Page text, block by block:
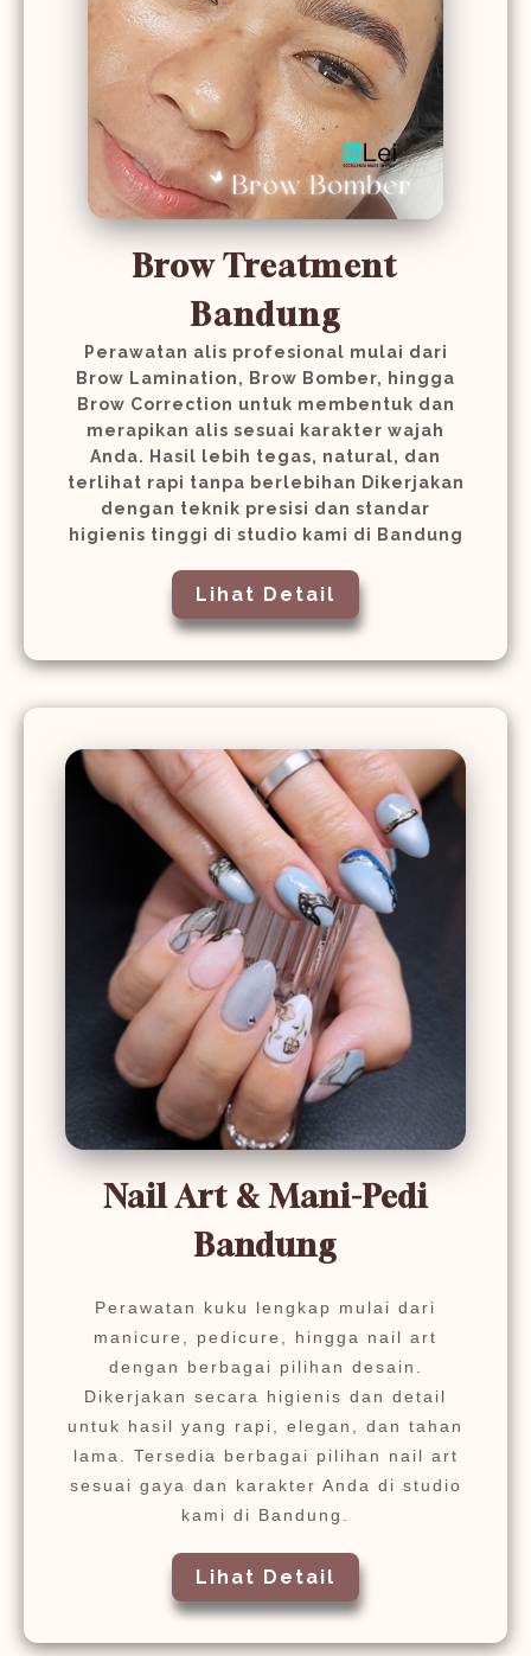
Brow Treatment
Bandung
Perawatan alis profesional mulai dari
Brow Lamination, Brow Bomber, hingga
Brow Correction untuk membentuk dan
merapikan alis sesuai karakter wajah
Anda. Hasil lebih tegas, natural, dan
terlihat rapi tanpa berlebihan Dikerjakan
dengan teknik presisi dan standar
higienis tinggi di studio kami di Bandung
Lihat Detail
Nail Art & Mani-Pedi
Bandung
Perawatan kuku lengkap mulai dari
manicure, pedicure, hingga nail art
dengan berbagai pilihan desain.
Dikerjakan secara higienis dan detail
untuk hasil yang rapi, elegan, dan tahan
lama. Tersedia berbagai pilihan nail art
sesuai gaya dan karakter Anda di studio
kami di Bandung.
Lihat Detail